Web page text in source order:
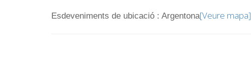
Esdeveniments de ubicació : Argentona[Veure mapa]